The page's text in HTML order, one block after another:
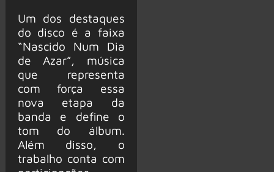
Um dos destaques
do disco é a faixa
“Nascido Num Dia
de Azar”, música
que representa
com força essa
nova etapa da
banda e define o
tom do álbum.
Além disso, o
trabalho conta com